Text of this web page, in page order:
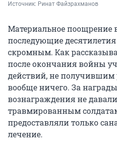
Источник: Ринат Файзрахманов
Материальное поощрение
последующие
скромным. Как
после окончания войны
действий, не получившим
вообще ничего. За
вознаграждения не
травмированным
предоставляли только
лечение.